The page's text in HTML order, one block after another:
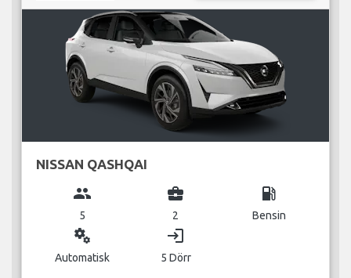
NISSAN QASHQAI
group
5
business_center
2
local_gas_station
Bensin
miscellaneous_services
Automatisk
login
5 Dörr